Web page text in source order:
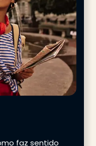
faz sentido